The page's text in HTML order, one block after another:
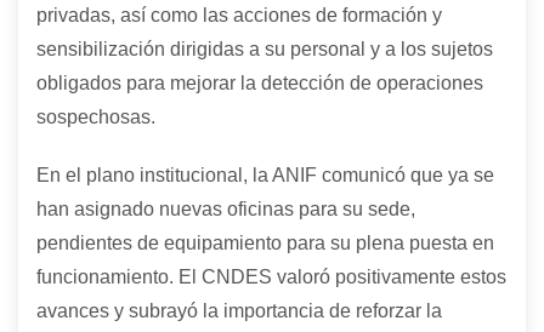
privadas, así como las acciones de formación y
sensibilización dirigidas a su personal y a los sujetos
obligados para mejorar la detección de operaciones
sospechosas.
En el plano institucional, la ANIF comunicó que ya se
han asignado nuevas oficinas para su sede,
pendientes de equipamiento para su plena puesta en
funcionamiento. El CNDES valoró positivamente estos
avances y subrayó la importancia de reforzar la